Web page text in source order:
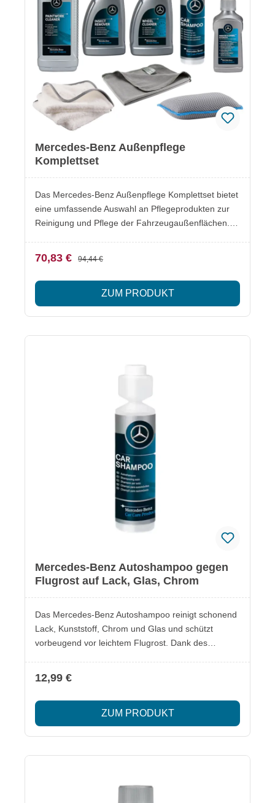
Mercedes-Benz Außenpflege
Komplettset
Das Mercedes-Benz Außenpflege Komplettset bietet
eine umfassende Auswahl an Pflegeprodukten zur
Reinigung und Pflege der Fahrzeugaußenflächen.
Lackpflege. Besonderheiten Gründliche Reinigung
von Lack, Glas und Fahrzeugoberflächen Entfernt
Insekten, Schmutz und Rückstände zuverlässig
Unterstützt den Lackschutz und sorgt für Tiefenglanz
Lieferumfang Mercedes-Benz Autoshampoo
500 ml (A002986117116) Mercedes-Benz
Lackreiniger mit Carnaubawachs (A001986377111)
Exterieur (A0009864071) Mercedes-Benz
Fenstertuch (A0009861462) Mercedes-Benz
Poliertuch (A000986096211) Hinweis
Gefahrenhinweise sowie Erste-Hilfe-Maßnahmen
entnehmen Sie bitte den jeweiligen
Sicherheitsdatenblättern, die bei den einzelnen
Produkten hinterlegt sind.
70,83 € 94,44 €
ZUM PRODUKT
Mercedes-Benz Autoshampoo gegen
Flugrost auf Lack, Glas, Chrom
Das Mercedes-Benz Autoshampoo reinigt schonend
Lack, Kunststoff, Chrom und Glas und schützt
vorbeugend vor leichtem Flugrost. Dank des
Besonderheiten: Schützt vor feinem Eisenstaub auf
Lack, Kunststoff, Chrom und Glas Für regelmäßige
Anwendung geeignet Einfache Dosierung ⚠
Achtung: Verursacht schwere Augenschäden
Datenblatt.
12,99 €
ZUM PRODUKT